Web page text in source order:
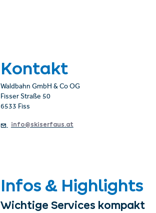
Kontakt
Waldbahn GmbH & Co OG
Fisser Straße 50
6533 Fiss
info@skiserfaus.at
Infos & Highlights
Wichtige Services kompakt